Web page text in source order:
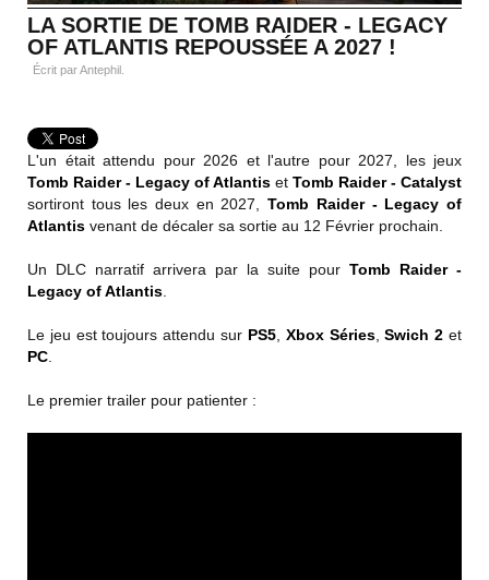
LA SORTIE DE TOMB RAIDER - LEGACY
OF ATLANTIS REPOUSSÉE A 2027 !
Écrit par Antephil.
L'un était attendu pour 2026 et l'autre pour 2027, les jeux
Tomb Raider - Legacy of Atlantis et Tomb Raider - Catalyst
sortiront tous les deux en 2027,Tomb Raider - Legacy of
Atlantis venant de décaler sa sortie au 12 Février prochain.
Un DLC narratif arrivera par la suite pour Tomb Raider -
Legacy of Atlantis
Le jeu est toujours attendu sur PS5, Xbox Séries,Swich 2 et
PC
Le premier trailer pour patienter :